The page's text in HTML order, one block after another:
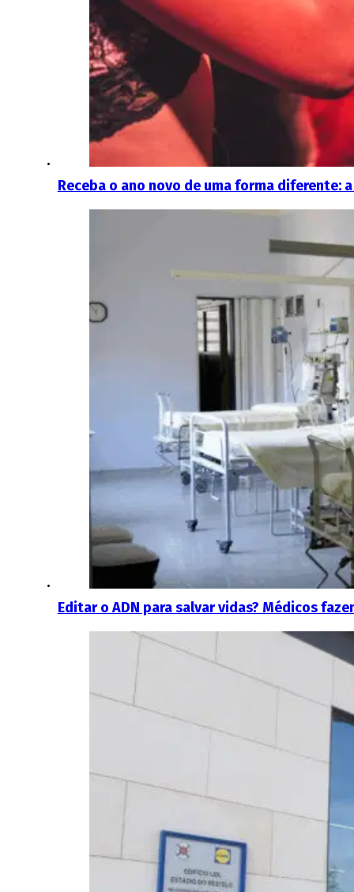
Receba o ano novo de uma forma diferente:
Editar o ADN para salvar vidas? Médicos